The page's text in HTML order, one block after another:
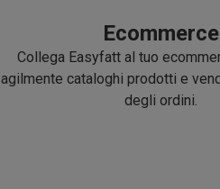
Ecommerce
Collega Easyfatt al tuo
agilmente cataloghi prodotti e
degli ordini.